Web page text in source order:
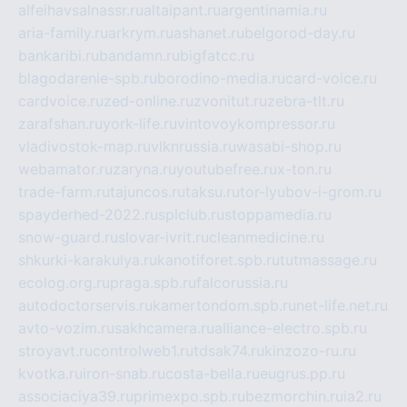
alfeihavsalnassr.rualtaipant.ruargentinamia.ru
aria-family.ruarkrym.ruashanet.rubelgorod-day.ru
bankaribi.rubandamn.rubigfatcc.ru
blagodarenie-spb.ruborodino-media.rucard-voice.ru
cardvoice.ruzed-online.ruzvonitut.ruzebra-tlt.ru
zarafshan.ruyork-life.ruvintovoykompressor.ru
vladivostok-map.ruvlknrussia.ruwasabi-shop.ru
webamator.ruzaryna.ruyoutubefree.rux-ton.ru
trade-farm.rutajuncos.rutaksu.rutor-lyubov-i-grom.ru
spayderhed-2022.rusplclub.rustoppamedia.ru
snow-guard.ruslovar-ivrit.rucleanmedicine.ru
shkurki-karakulya.rukanotiforet.spb.rututmassage.ru
ecolog.org.rupraga.spb.rufalcorussia.ru
autodoctorservis.rukamertondom.spb.ru net-life.net.ru
avto-vozim.rusakhcamera.rualliance-electro.spb.ru
stroyavt.rucontrolweb1.rutdsak74.rukinzozo-ru.ru
kvotka.ru iron-snab.rucosta-bella.rueugrus.pp.ru
associaciya39.ruprimexpo.spb.rubezmorchin.ru ia2.ru